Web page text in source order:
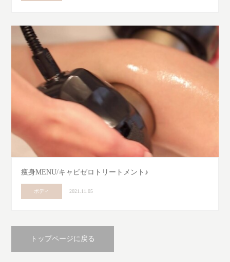
痩身MENU/キャビゼロトリートメント♪
ボディ 2021.11.05
トップページに戻る